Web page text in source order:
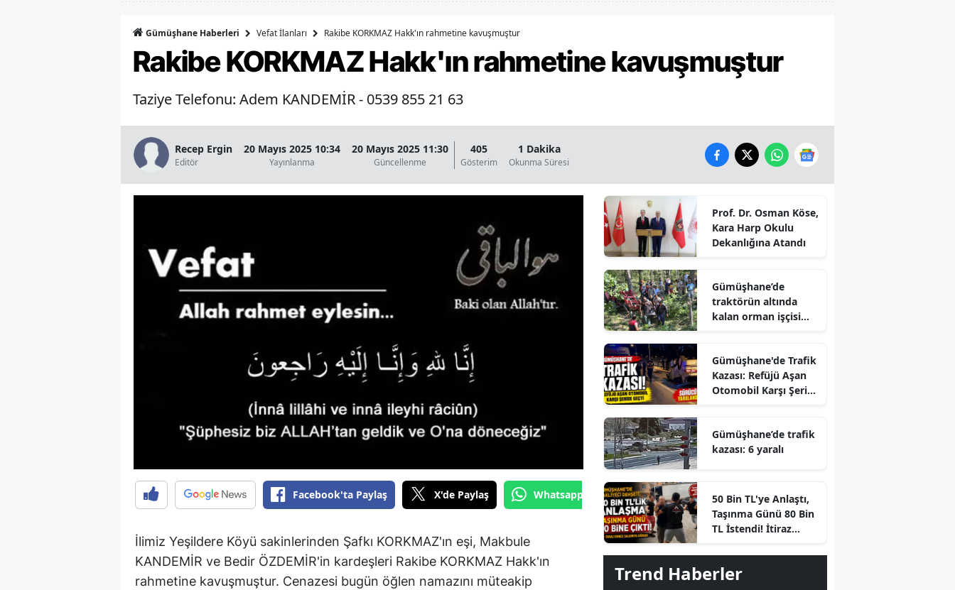
Bitlis
Bursa
Çorum
Denizli
Diyarbakır
Erzurum
Gaziantep
Giresun
Gümüşhane
Hakkari
Gümüşhane Haberleri Vefat İlanları Rakibe KORKMAZ Hakk'ın rahmetine kavuşmuştur
Rakibe KORKMAZ Hakk'ın rahmetine kavuşmuştur
Taziye Telefonu: Adem KANDEMİR - 0539 855 21 63
Recep Ergin
Editör
20 Mayıs 2025 10:34
Yayınlanma
20 Mayıs 2025 11:30
Güncellenme
405
Gösterim
1 Dakika
Okunma Süresi
Facebook'ta Paylaş X'de Paylaş Whatsapp'tan Gönder
İlimiz Yeşildere Köyü sakinlerinden Şafkı KORKMAZ'ın eşi, Makbule
KANDEMİR ve Bedir ÖZDEMİR'in kardeşleri Rakibe KORKMAZ Hakk'ın
rahmetine kavuşmuştur. Cenazesi bugün öğlen namazını müteakip
Prof. Dr. Osman Köse,
Kara Harp Okulu
Dekanlığına Atandı
Gümüşhane’de
traktörün altında
kalan orman işçisi
Gümüşhane'de Trafik
Kazası: Refüjü Aşan
Otomobil Karşı Şeride
Gümüşhane’de trafik
kazası: 6 yaralı
50 Bin TL'ye Anlaştı,
Taşınma Günü 80 Bin
TL İstendi! İtiraz
Trend Haberler